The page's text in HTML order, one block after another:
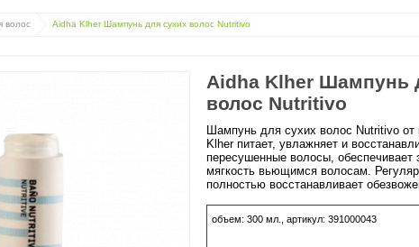
волос Aidha Klher Шампунь для сухих волос Nutritivo
Aidha Klher Шампунь
волос Nutritivo
Шампунь для сухих волос Nutritivo от
Klher питает, увлажняет и
пересушенные волосы, обеспечивает
мягкость вьющимся волосам.
полностью восстанавливает
объем: 300 мл., артикул: 391000043